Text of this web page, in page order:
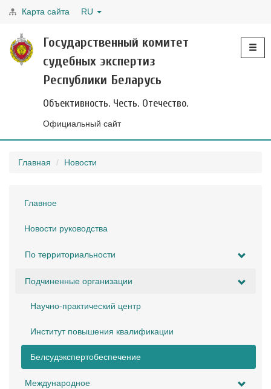
Карта сайта RU
Государственный комитет
судебных экспертиз
Республики Беларусь
Объективность. Честь. Отечество.
Официальный сайт
Главная Новости
Главное
Новости руководства
По территориальности
Подчиненные организации
Научно-практический центр
Институт повышения квалификации
Белсудэкспертобеспечение
Международное